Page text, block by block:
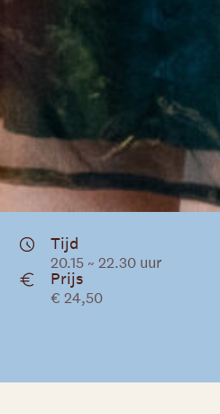
Tijd
20.15 ~ 22.30 uur
Prijs
€ 24,50